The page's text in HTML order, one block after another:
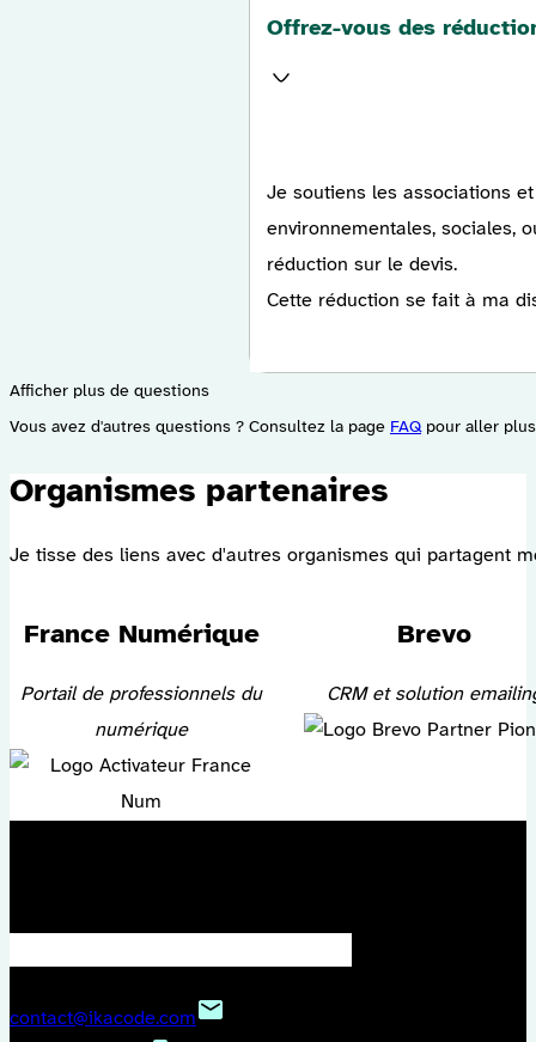
Offrez-vous des
Je soutiens les associations
environnementales, sociales,
réduction sur le devis.
Cette réduction se fait à ma
Afficher plus de questions
Vous avez d'autres questions ? Consultez la page FAQpour aller
Organismes partenaires
Je tisse des liens avec d'autres organismes qui partagent
France Numérique
Portail de professionnels du
numérique
Brevo
CRM et solution
contact@ikacode.com